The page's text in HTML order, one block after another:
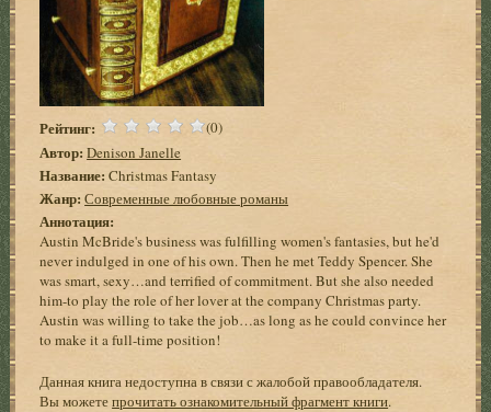
Рейтинг: (0)
Автор: Denison Janelle
Название: Christmas Fantasy
Жанр: Современные любовные романы
Аннотация:
Austin McBride's business was fulfilling women's fantasies, but he'd
never indulged in one of his own. Then he met Teddy Spencer. She
was smart, sexy…and terrified of commitment. But she also needed
him-to play the role of her lover at the company Christmas party.
Austin was willing to take the job…as long as he could convince her
to make it a full-time position!
Данная книга недоступна в связи с жалобой правообладателя.
Вы можетепрочитать ознакомительный фрагмент книги.